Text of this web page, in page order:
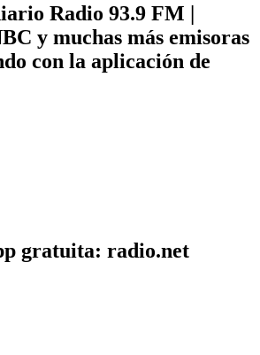
Radio 93.9 FM |
y muchas más emisoras
con la aplicación de
gratuita: radio.net